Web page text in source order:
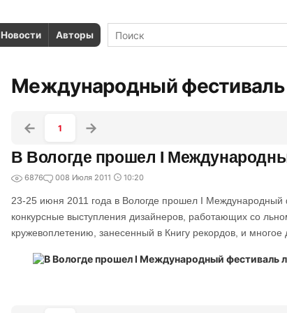
Новости Авторы
Международный фестиваль
1
В Вологде прошел I
6876 008 Июля 2011 10:20
23-25 июня 2011 года в Вологде прошел I
конкурсные выступления дизайнеров, работающих со
кружевоплетению, занесенный в Книгу рекордов, и многое